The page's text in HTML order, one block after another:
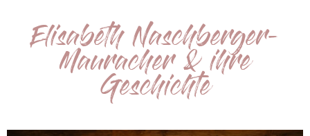
Elisabeth Naschberger-
Mauracher & ihre
Geschichte